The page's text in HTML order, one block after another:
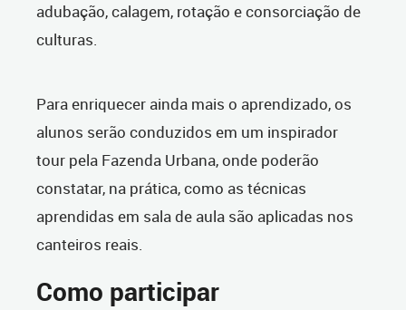
adubação, calagem, rotação e consorciação de
culturas.
Para enriquecer ainda mais o aprendizado, os
alunos serão conduzidos em um inspirador
tour pela Fazenda Urbana, onde poderão
constatar, na prática, como as técnicas
aprendidas em sala de aula são aplicadas nos
canteiros reais.
Como participar